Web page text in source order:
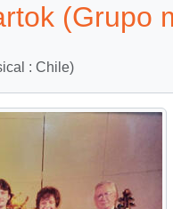
(Grupo
: Chile)